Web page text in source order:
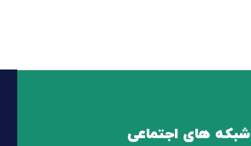
شبکه های اجتماعی